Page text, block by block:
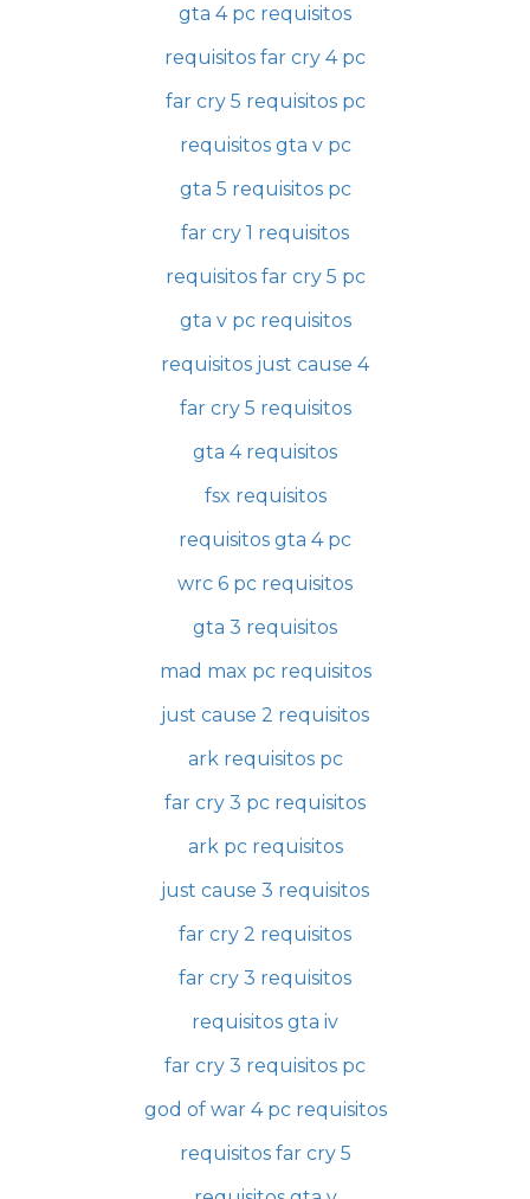
gta 4 pc requisitos
requisitos far cry 4 pc
far cry 5 requisitos pc
requisitos gta v pc
gta 5 requisitos pc
far cry 1 requisitos
requisitos far cry 5 pc
gta v pc requisitos
requisitos just cause 4
far cry 5 requisitos
gta 4 requisitos
fsx requisitos
requisitos gta 4 pc
wrc 6 pc requisitos
gta 3 requisitos
mad max pc requisitos
just cause 2 requisitos
ark requisitos pc
far cry 3 pc requisitos
ark pc requisitos
just cause 3 requisitos
far cry 2 requisitos
far cry 3 requisitos
requisitos gta iv
far cry 3 requisitos pc
god of war 4 pc requisitos
requisitos far cry 5